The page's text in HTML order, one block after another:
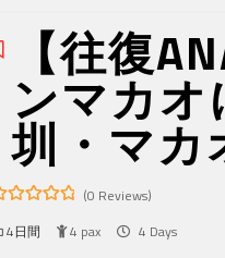
【往復
ンマカ
圳・マ
(0 Reviews)
4日間
4 pax 4 Days